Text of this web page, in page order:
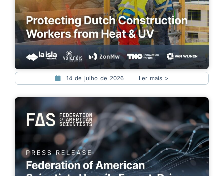
14 de julho de 2026 Ler mais >